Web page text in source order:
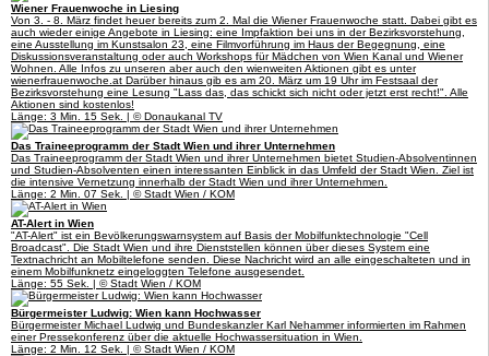
Wiener Frauenwoche in Liesing
Von 3. - 8. März findet heuer bereits zum 2. Mal die Wiener Frauenwoche statt. Dabei gibt es
auch wieder einige Angebote in Liesing: eine Impfaktion bei uns in der Bezirksvorstehung,
eine Ausstellung im Kunstsalon 23, eine Filmvorführung im Haus der Begegnung, eine
Diskussionsveranstaltung oder auch Workshops für Mädchen von Wien Kanal und Wiener
Wohnen. Alle Infos zu unseren aber auch den wienweiten Aktionen gibt es unter
wienerfrauenwoche.at Darüber hinaus gib es am 20. März um 19 Uhr im Festsaal der
Bezirksvorstehung eine Lesung "Lass das, das schickt sich nicht oder jetzt erst recht!". Alle
Aktionen sind kostenlos!
Länge: 3 Min. 15 Sek. | © Donaukanal TV
Das Traineeprogramm der Stadt Wien und ihrer Unternehmen
Das Traineeprogramm der Stadt Wien und ihrer Unternehmen bietet Studien-Absolventinnen
und Studien-Absolventen einen interessanten Einblick in das Umfeld der Stadt Wien. Ziel ist
die intensive Vernetzung innerhalb der Stadt Wien und ihrer Unternehmen.
Länge: 2 Min. 07 Sek. | © Stadt Wien / KOM
AT-Alert in Wien
"AT-Alert" ist ein Bevölkerungswarnsystem auf Basis der Mobilfunktechnologie "Cell
Broadcast". Die Stadt Wien und ihre Dienststellen können über dieses System eine
Textnachricht an Mobiltelefone senden. Diese Nachricht wird an alle eingeschalteten und in
einem Mobilfunknetz eingeloggten Telefone ausgesendet.
Länge: 55 Sek. | © Stadt Wien / KOM
Bürgermeister Ludwig: Wien kann Hochwasser
Bürgermeister Michael Ludwig und Bundeskanzler Karl Nehammer informierten im Rahmen
einer Pressekonferenz über die aktuelle Hochwassersituation in Wien.
Länge: 2 Min. 12 Sek. | © Stadt Wien / KOM